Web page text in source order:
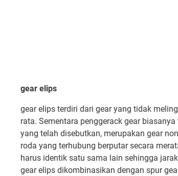
gear elips
gear elips terdiri dari gear yang tidak
rata. Sementara penggerack gear
yang telah disebutkan, merupakan gear
roda yang terhubung berputar secara
harus identik satu sama lain sehingga
gear elips dikombinasikan dengan spur